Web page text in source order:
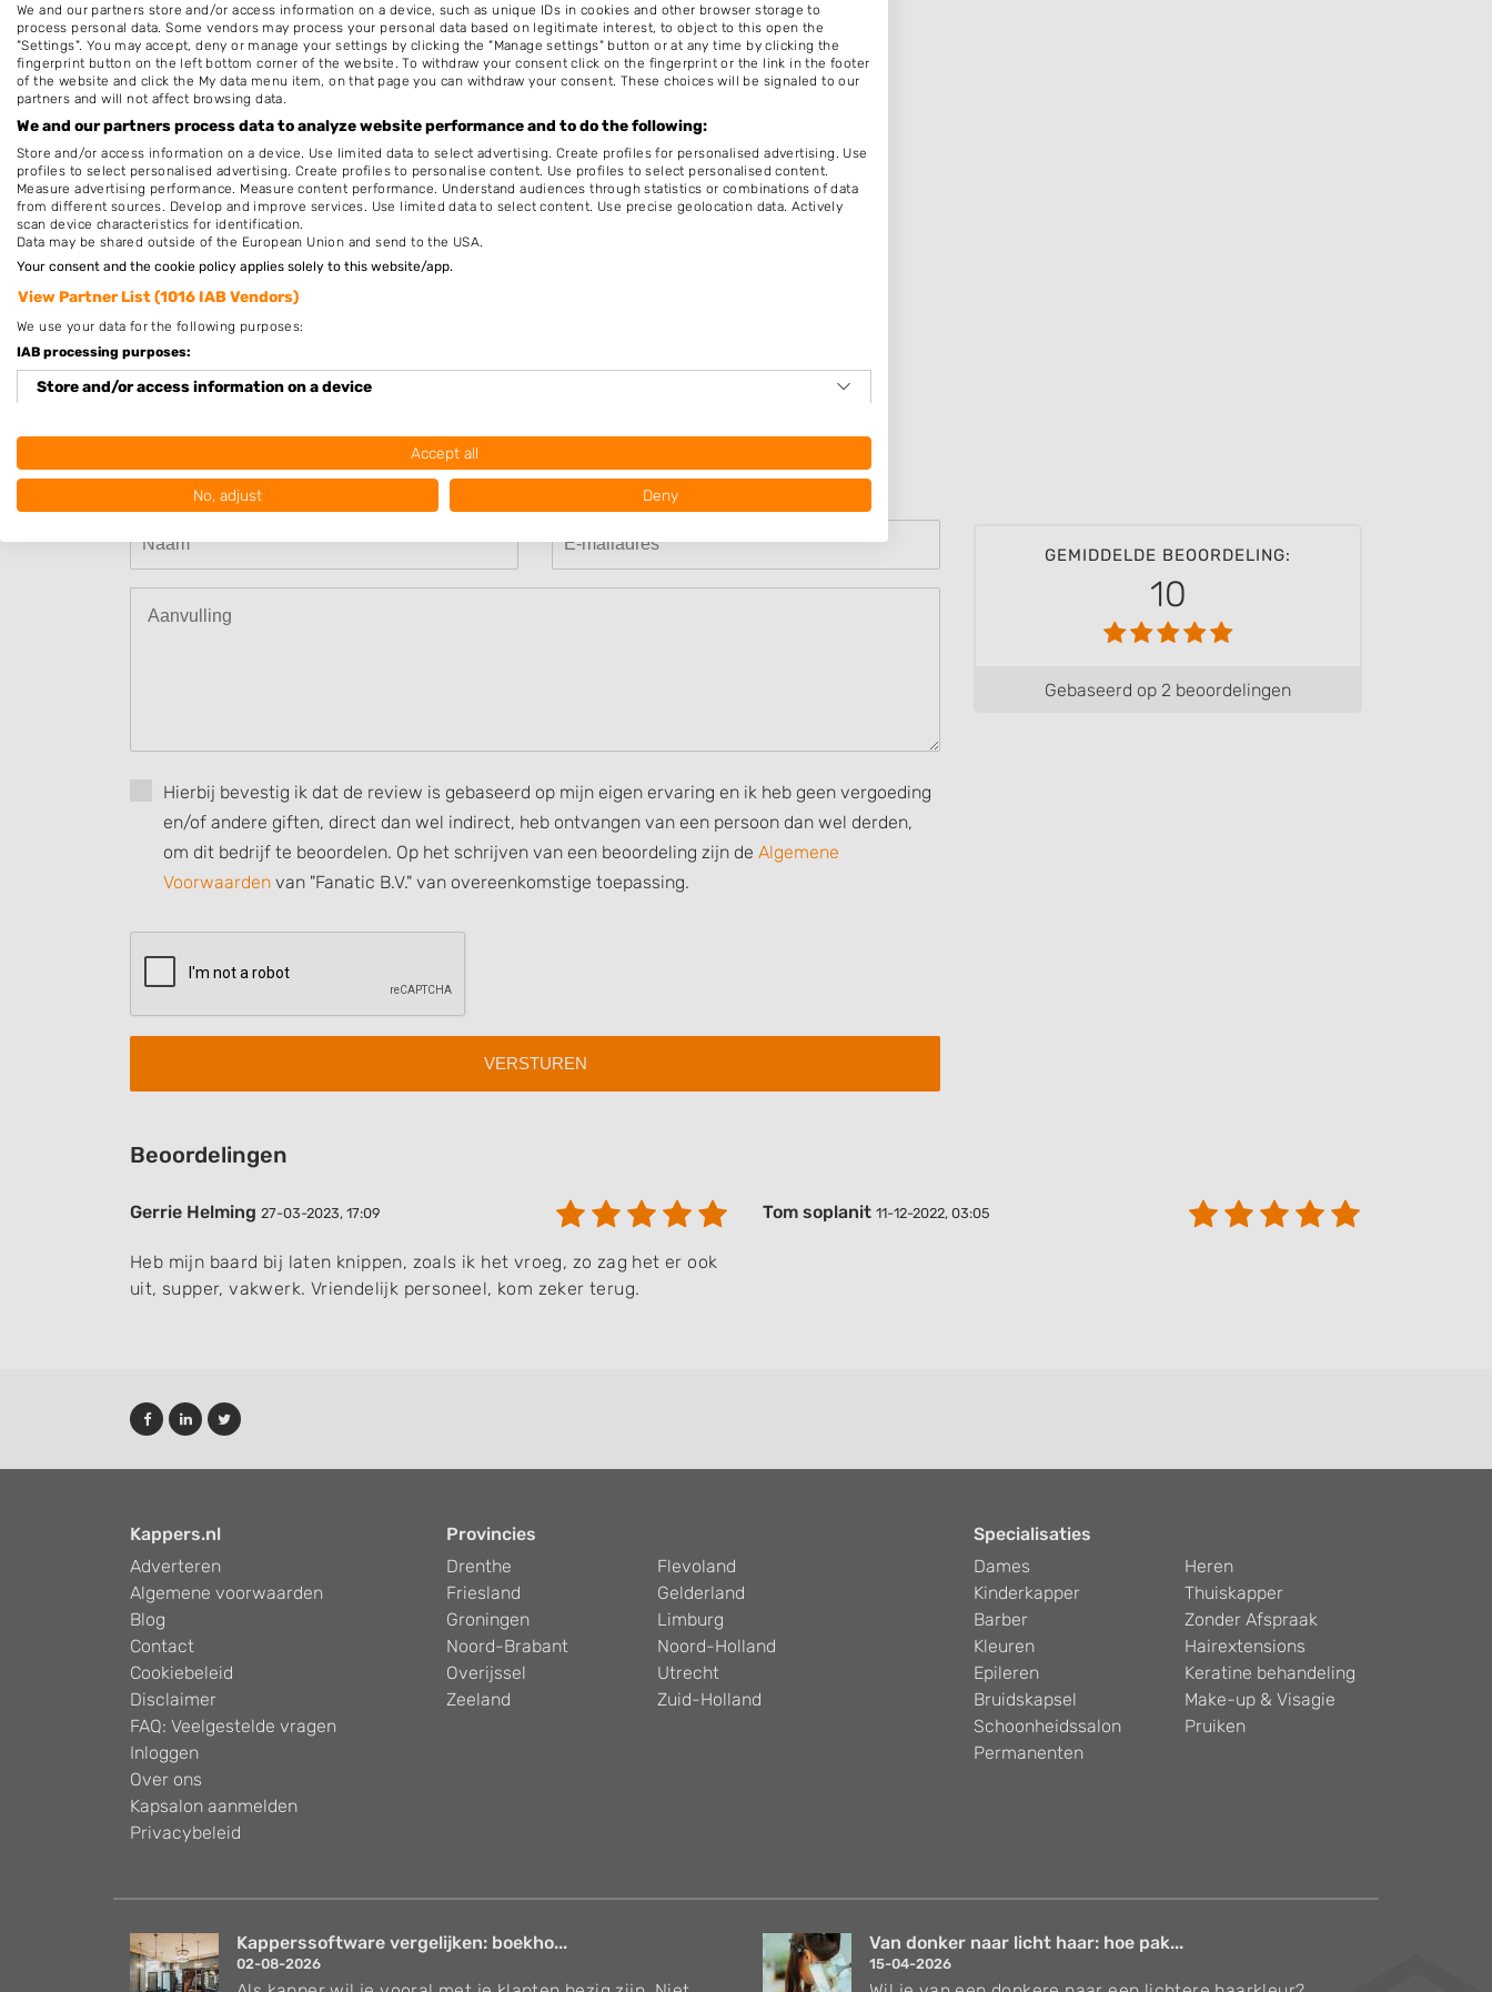
Maandag 12:00 - 18:00
Dinsdag
9:00 -20:00
Woensdag
9:00 -18:00
Donderdag
9:00 -20:00
Vrijdag
9:00 -20:00
Zaterdag
9:00 -19:00
Zondag
13:00 -18:00
Deze openingstijden zijn indicatief en kunnen,
voor de zekerheid contact op met het bedrijf of kijk op
de website.
Beoordeel Barbershop de Achterhoek
Uw beoordeling:
Hierbij bevestig ik dat de review is gebaseerd op mijn eigen ervaring en ik heb geen vergoeding
en/of andere giften, direct dan wel indirect, heb ontvangen van een persoon dan wel derden,
om dit bedrijf te beoordelen. Op het schrijven van een beoordeling zijn de Algemene
Voorwaarden van "Fanatic B.V." van overeenkomstige toepassing.
GEMIDDELDE BEOORDELING:
10
Gebaseerd op 2 beoordelingen
Beoordelingen
Gerrie Helming 27-03-2023, 17:09
Heb mijn baard bij laten knippen, zoals ik het vroeg, zo zag het er ook
uit, supper, vakwerk. Vriendelijk personeel, kom zeker terug.
Tom soplanit 11-12-2022, 03:05
Kappers.nl
Adverteren
Algemene voorwaarden
Blog
Contact
Cookiebeleid
Disclaimer
FAQ: Veelgestelde vragen
Inloggen
Over ons
Kapsalon aanmelden
Privacybeleid
Provincies
Drenthe
Flevoland
Friesland
Gelderland
Groningen
Limburg
Noord-Brabant
Noord-Holland
Overijssel
Utrecht
Zeeland
Zuid-Holland
Specialisaties
Dames
Heren
Kinderkapper
Thuiskapper
Barber
Zonder Afspraak
Kleuren
Hairextensions
Epileren
Keratine behandeling
Bruidskapsel
Make-up & Visagie
Schoonheidssalon
Pruiken
Permanenten
Kapperssoftware vergelijken: boekho...
02-08-2026
Van donker naar licht haar: hoe pak...
15-04-2026
We and our partners store and/or access information on a device, such as unique IDs in cookies and other browser storage to
process personal data. Some vendors may process your personal data based on legitimate interest, to object to this open the
"Settings". You may accept, deny or manage your settings by clicking the "Manage settings" button or at any time by clicking the
fingerprint button on the left bottom corner of the website. To withdraw your consent click on the fingerprint or the link in the footer
of the website and click the My data menu item, on that page you can withdraw your consent. These choices will be signaled to our
partners and will not affect browsing data.
We and our partners process data to analyze website performance and to do the following:
Store and/or access information on a device. Use limited data to select advertising. Create profiles for personalised advertising. Use
profiles to select personalised advertising. Create profiles to personalise content. Use profiles to select personalised content.
Measure advertising performance. Measure content performance. Understand audiences through statistics or combinations of data
from different sources. Develop and improve services. Use limited data to select content. Use precise geolocation data. Actively
scan device characteristics for identification.
Data may be shared outside of the European Union and send to the USA.
Your consent and the cookie policy applies solely to this website/app.
View Partner List (1016 IAB Vendors)
We use your data for the following purposes:
IAB processing purposes:
Store and/or access information on a device
Create profiles for personalised advertising
Create profiles to personalise content
Use profiles to select personalised content
Understand audiences through statistics or combinations of data from different
Develop and improve services
Use limited data to select content
Use precise geolocation data
Identify devices based on information actively requested
Non-IAB processing purposes:
Performance
Accept all
No, adjust Deny